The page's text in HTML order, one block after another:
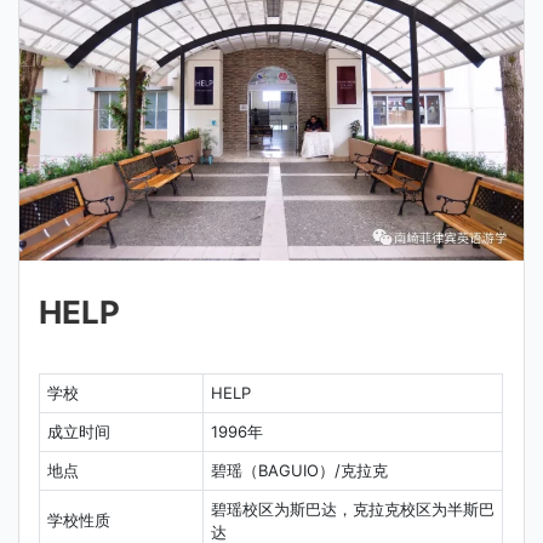
HELP
学校
HELP
成立时间
1996年
地点
碧瑶（BAGUIO）/克拉克
学校性质
碧瑶校区为斯巴达，克拉克校区为半斯巴
达